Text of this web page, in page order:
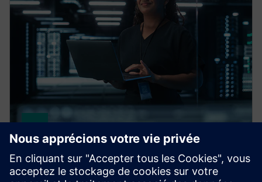
HPCWorks Navops
Gérez les coûts et optez pour le cloud pour